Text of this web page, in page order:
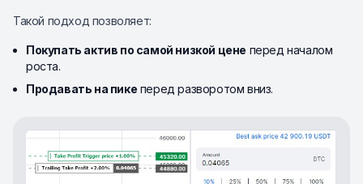
Такой подход позволяет:
Покупать актив по самой низкой цене перед началом
роста.
Продавать на пике перед разворотом вниз.